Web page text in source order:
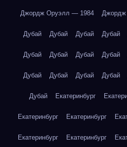
Джордж Оруэлл — 1984
Дубай Дубай Дубай Дубай
Дубай Дубай Дубай Дубай
Дубай Дубай Дубай Дубай
Дубай Екатеринбург
Екатеринбург Екатеринбург
Екатеринбург Екатеринбург